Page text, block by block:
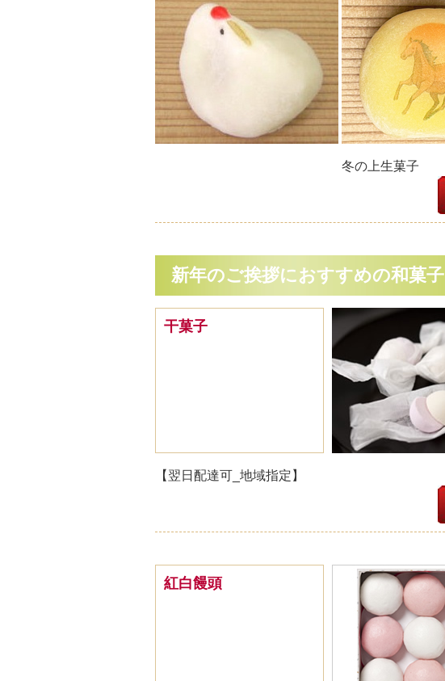
冬の上生菓子
新年のご挨拶におすすめの和菓子
干菓子
【翌日配達可_地域指定】
紅白饅頭